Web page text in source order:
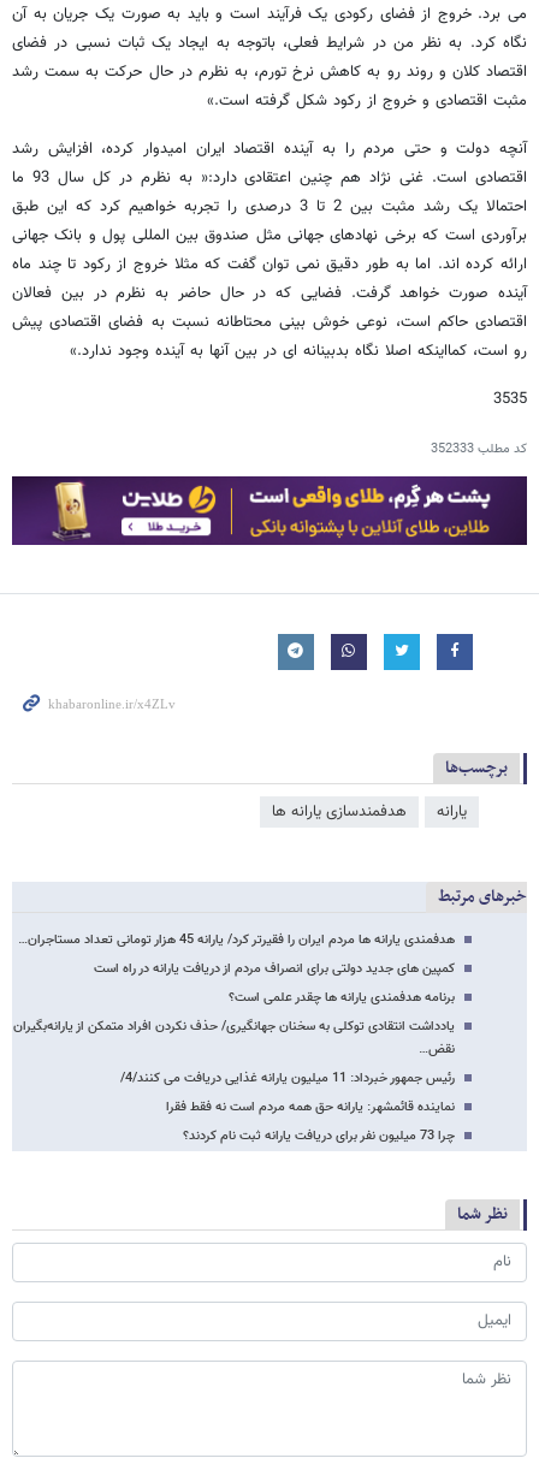
می برد. خروج از فضای رکودی یک فرآیند است و باید به صورت یک جریان به آن
نگاه کرد. به نظر من در شرایط فعلی، باتوجه به ایجاد یک ثبات نسبی در فضای
اقتصاد کلان و روند رو به کاهش نرخ تورم، به نظرم در حال حرکت به سمت رشد
مثبت اقتصادی و خروج از رکود شکل گرفته است.»
آنچه دولت و حتی مردم را به آینده اقتصاد ایران امیدوار کرده، افزایش رشد
اقتصادی است. غنی نژاد هم چنین اعتقادی دارد:« به نظرم در کل سال 93 ما
احتمالا یک رشد مثبت بین 2 تا 3 درصدی را تجربه خواهیم کرد که این طبق
برآوردی است که برخی نهادهای جهانی مثل صندوق بین المللی پول و بانک جهانی
ارائه کرده اند. اما به طور دقیق نمی توان گفت که مثلا خروج از رکود تا چند ماه
آینده صورت خواهد گرفت. فضایی که در حال حاضر به نظرم در بین فعالان
اقتصادی حاکم است، نوعی خوش بینی محتاطانه نسبت به فضای اقتصادی پیش
رو است، کمااینکه اصلا نگاه بدبینانه ای در بین آنها به آینده وجود ندارد.»
3535
کد مطلب352333
برچسب‌ها
یارانه هدفمندسازی یارانه ​‌ها
خبرهای مرتبط
هدفمندی یارانه ها مردم ایران را فقیرتر کرد/ یارانه 45 هزار تومانی تعداد مستاجران…
کمپین های جدید دولتی برای انصراف مردم از دریافت یارانه در راه است
برنامه هدفمندی یارانه‌ ها چقدر علمی است؟
یادداشت انتقادی توکلی به سخنان جهانگیری/ حذف نکردن افراد متمکن از یارانه‌بگیران
نقض…
رئیس جمهور خبرداد: 11 میلیون یارانه غذایی دریافت می کنند/4/
نماینده قائمشهر: یارانه حق همه مردم است نه فقط فقرا
چرا 73 میلیون نفر برای دریافت یارانه ثبت نام کردند؟
نظر شما